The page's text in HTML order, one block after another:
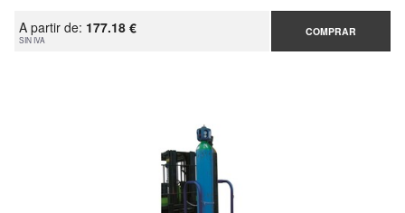
A partir de: 177.18 €
SIN IVA
COMPRAR